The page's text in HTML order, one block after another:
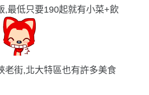
,最低只要190起就有小菜+飲
老街,北大特區也有許多美食